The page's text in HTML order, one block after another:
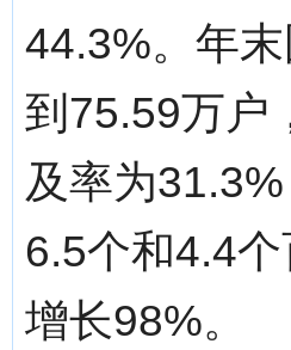
44.3%。年
到75.59万户
及率为
6.5个和4.4
增长98%。